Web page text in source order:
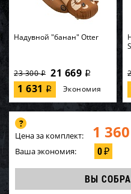
Надувной "банан" Otter
23 300i 21 669 i
1 631 i Экономия
Цена за комплект: 1 360
Ваша экономия: 0₽
ВЫ